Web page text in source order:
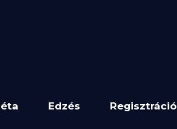
Edzés Regisztráció